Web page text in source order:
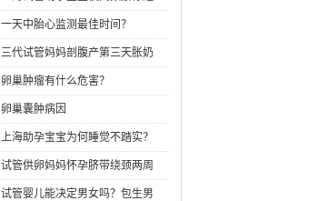
一天中胎心监测最佳时间？
三代试管妈妈剖腹产第三天胀奶
卵巢肿瘤有什么危害？
卵巢囊肿病因
上海助孕宝宝为何睡觉不踏实？
试管供卵妈妈怀孕脐带绕颈两周
试管婴儿能决定男女吗？包生男